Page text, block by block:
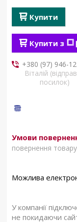
Купити
Купити з
+380 (97) 946-
Віталій
посилок)
повернення
У компанії
не покидаючи